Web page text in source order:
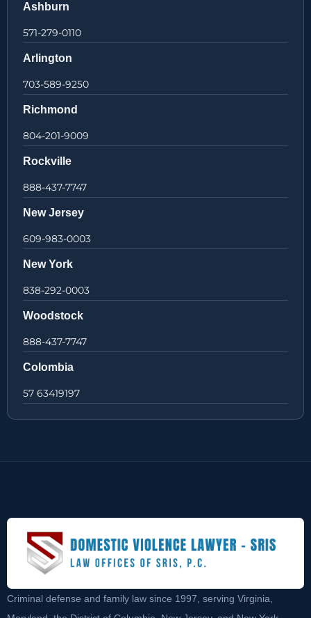
Ashburn
571-279-0110
Arlington
703-589-9250
Richmond
804-201-9009
Rockville
888-437-7747
New Jersey
609-983-0003
New York
838-292-0003
Woodstock
888-437-7747
Colombia
57 63419197
Criminal defense and family law since 1997, serving Virginia,